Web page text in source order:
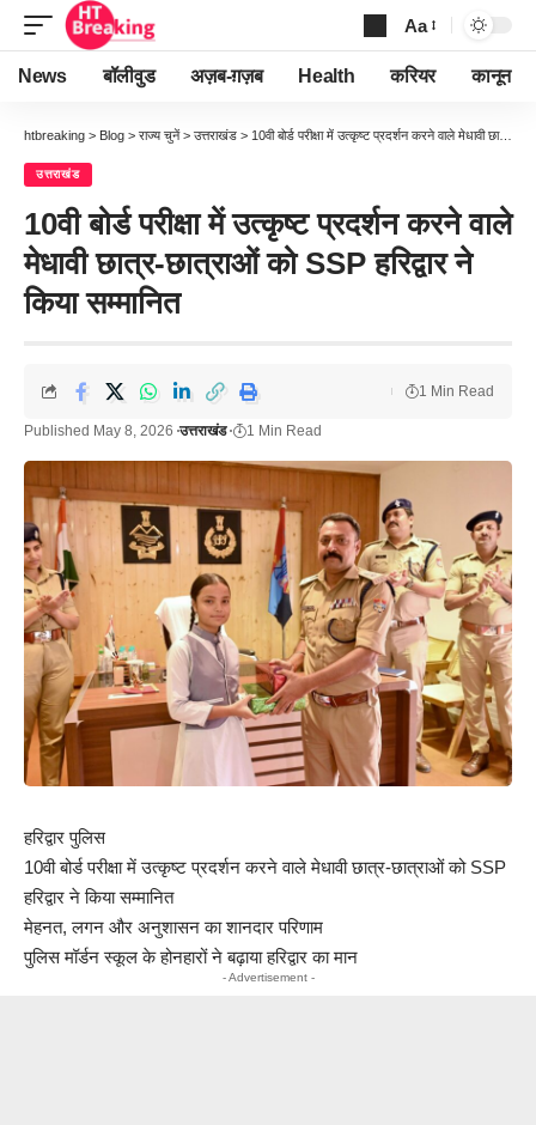
Font
Resizer
Aa
News बॉलीवुड अज़ब-ग़ज़ब Health करियर कानून
htbreaking > Blog > राज्य चुनें > उत्तराखंड > 10वी बोर्ड परीक्षा में उत्कृष्ट प्रदर्शन करने वाले मेधावी छात्र-छात्राओं को SSP हरिद्वार ने किया सम्मानित
उत्तराखंड
10वी बोर्ड परीक्षा में उत्कृष्ट प्रदर्शन करने वाले
मेधावी छात्र-छात्राओं को SSP हरिद्वार ने
किया सम्मानित
Published May 8, 2026 उत्तराखंड 1 Min Read
1 Min Read
हरिद्वार पुलिस
10वी बोर्ड परीक्षा में उत्कृष्ट प्रदर्शन करने वाले मेधावी छात्र-छात्राओं को SSP
हरिद्वार ने किया सम्मानित
मेहनत, लगन और अनुशासन का शानदार परिणाम
पुलिस मॉर्डन स्कूल के होनहारों ने बढ़ाया हरिद्वार का मान
- Advertisement -